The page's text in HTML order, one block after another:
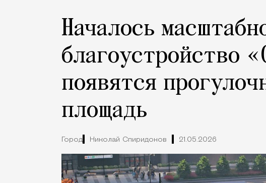
Началось
благоустройство
появятся
площадь
Город Николай Спиридонов 21.05.2026